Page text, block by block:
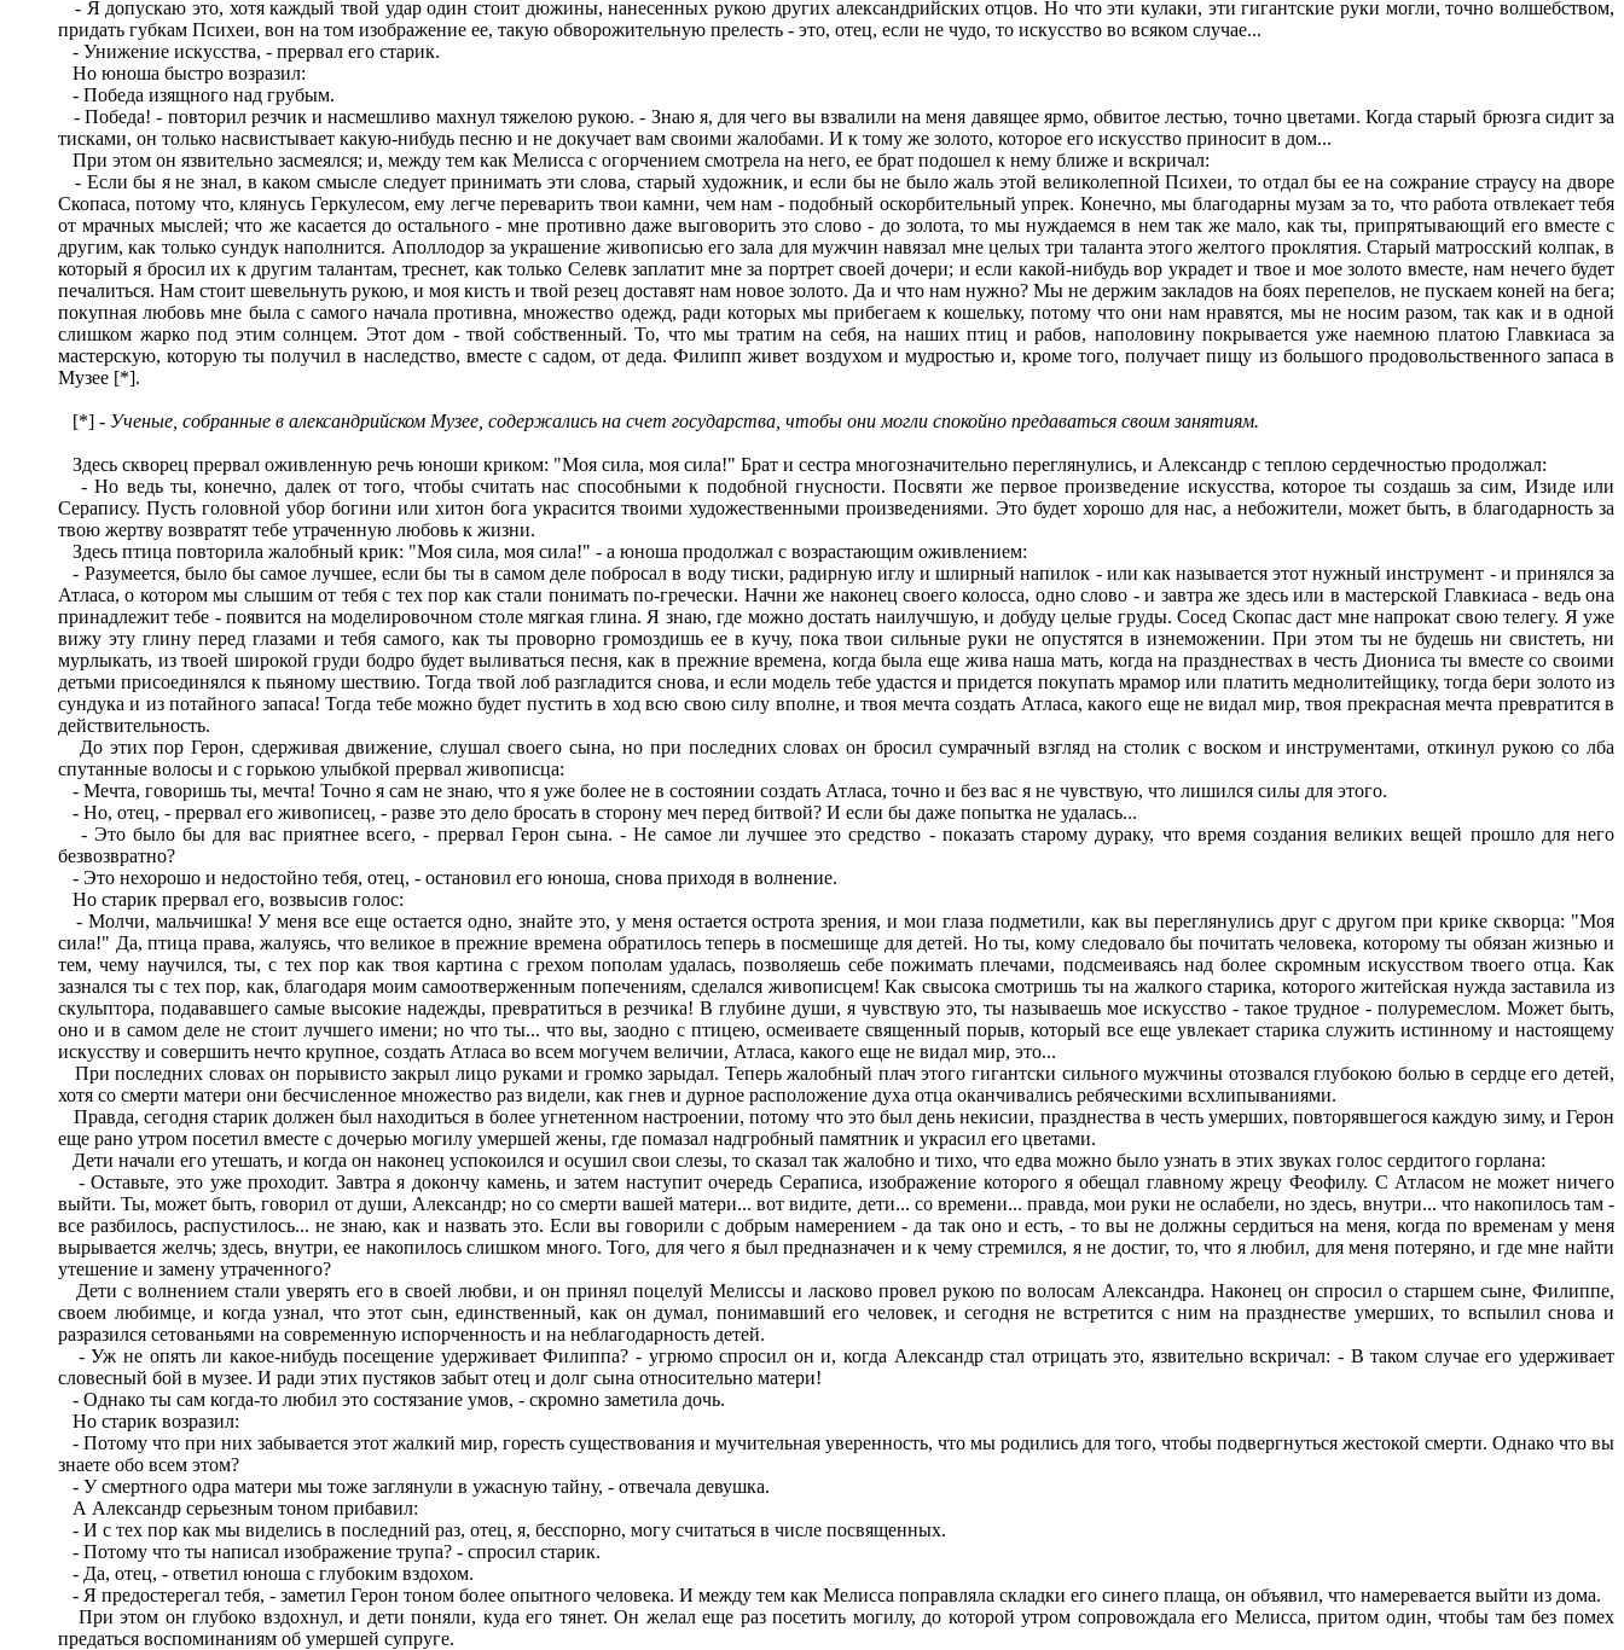
- Я допускаю это, хотя каждый твой удар один стоит дюжины, нанесенных рукою других александрийских отцов. Но что эти кулаки, эти гигантские руки могли, точно волшебством,
придать губкам Психеи, вон на том изображение ее, такую обворожительную прелесть - это, отец, если не чудо, то искусство во всяком случае...
- Унижение искусства, - прервал его старик.
Но юноша быстро возразил:
- Победа изящного над грубым.
- Победа! - повторил резчик и насмешливо махнул тяжелою рукою. - Знаю я, для чего вы взвалили на меня давящее ярмо, обвитое лестью, точно цветами. Когда старый брюзга сидит за
тисками, он только насвистывает какую-нибудь песню и не докучает вам своими жалобами. И к тому же золото, которое его искусство приносит в дом...
При этом он язвительно засмеялся; и, между тем как Мелисса с огорчением смотрела на него, ее брат подошел к нему ближе и вскричал:
- Если бы я не знал, в каком смысле следует принимать эти слова, старый художник, и если бы не было жаль этой великолепной Психеи, то отдал бы ее на сожрание страусу на дворе
Скопаса, потому что, клянусь Геркулесом, ему легче переварить твои камни, чем нам - подобный оскорбительный упрек. Конечно, мы благодарны музам за то, что работа отвлекает тебя
от мрачных мыслей; что же касается до остального - мне противно даже выговорить это слово - до золота, то мы нуждаемся в нем так же мало, как ты, припрятывающий его вместе с
другим, как только сундук наполнится. Аполлодор за украшение живописью его зала для мужчин навязал мне целых три таланта этого желтого проклятия. Старый матросский колпак, в
который я бросил их к другим талантам, треснет, как только Селевк заплатит мне за портрет своей дочери; и если какой-нибудь вор украдет и твое и мое золото вместе, нам нечего будет
печалиться. Нам стоит шевельнуть рукою, и моя кисть и твой резец доставят нам новое золото. Да и что нам нужно? Мы не держим закладов на боях перепелов, не пускаем коней на бега;
покупная любовь мне была с самого начала противна, множество одежд, ради которых мы прибегаем к кошельку, потому что они нам нравятся, мы не носим разом, так как и в одной
слишком жарко под этим солнцем. Этот дом - твой собственный. То, что мы тратим на себя, на наших птиц и рабов, наполовину покрывается уже наемною платою Главкиаса за
мастерскую, которую ты получил в наследство, вместе с садом, от деда. Филипп живет воздухом и мудростью и, кроме того, получает пищу из большого продовольственного запаса в
Музее [*].
[*] - Ученые, собранные в александрийском Музее, содержались на счет государства, чтобы они могли спокойно предаваться своим занятиям.
Здесь скворец прервал оживленную речь юноши криком: "Моя сила, моя сила!" Брат и сестра многозначительно переглянулись, и Александр с теплою сердечностью продолжал:
- Но ведь ты, конечно, далек от того, чтобы считать нас способными к подобной гнусности. Посвяти же первое произведение искусства, которое ты создашь за сим, Изиде или
Серапису. Пусть головной убор богини или хитон бога украсится твоими художественными произведениями. Это будет хорошо для нас, а небожители, может быть, в благодарность за
твою жертву возвратят тебе утраченную любовь к жизни.
Здесь птица повторила жалобный крик: "Моя сила, моя сила!" - а юноша продолжал с возрастающим оживлением:
- Разумеется, было бы самое лучшее, если бы ты в самом деле побросал в воду тиски, радирную иглу и шлирный напилок - или как называется этот нужный инструмент - и принялся за
Атласа, о котором мы слышим от тебя с тех пор как стали понимать по-гречески. Начни же наконец своего колосса, одно слово - и завтра же здесь или в мастерской Главкиаса - ведь она
принадлежит тебе - появится на моделировочном столе мягкая глина. Я знаю, где можно достать наилучшую, и добуду целые груды. Сосед Скопас даст мне напрокат свою телегу. Я уже
вижу эту глину перед глазами и тебя самого, как ты проворно громоздишь ее в кучу, пока твои сильные руки не опустятся в изнеможении. При этом ты не будешь ни свистеть, ни
мурлыкать, из твоей широкой груди бодро будет выливаться песня, как в прежние времена, когда была еще жива наша мать, когда на празднествах в честь Диониса ты вместе со своими
детьми присоединялся к пьяному шествию. Тогда твой лоб разгладится снова, и если модель тебе удастся и придется покупать мрамор или платить меднолитейщику, тогда бери золото из
сундука и из потайного запаса! Тогда тебе можно будет пустить в ход всю свою силу вполне, и твоя мечта создать Атласа, какого еще не видал мир, твоя прекрасная мечта превратится в
действительность.
До этих пор Герон, сдерживая движение, слушал своего сына, но при последних словах он бросил сумрачный взгляд на столик с воском и инструментами, откинул рукою со лба
спутанные волосы и с горькою улыбкой прервал живописца:
- Мечта, говоришь ты, мечта! Точно я сам не знаю, что я уже более не в состоянии создать Атласа, точно и без вас я не чувствую, что лишился силы для этого.
- Но, отец, - прервал его живописец, - разве это дело бросать в сторону меч перед битвой? И если бы даже попытка не удалась...
- Это было бы для вас приятнее всего, - прервал Герон сына. - Не самое ли лучшее это средство - показать старому дураку, что время создания великих вещей прошло для него
безвозвратно?
- Это нехорошо и недостойно тебя, отец, - остановил его юноша, снова приходя в волнение.
Но старик прервал его, возвысив голос:
- Молчи, мальчишка! У меня все еще остается одно, знайте это, у меня остается острота зрения, и мои глаза подметили, как вы переглянулись друг с другом при крике скворца: "Моя
сила!" Да, птица права, жалуясь, что великое в прежние времена обратилось теперь в посмешище для детей. Но ты, кому следовало бы почитать человека, которому ты обязан жизнью и
тем, чему научился, ты, с тех пор как твоя картина с грехом пополам удалась, позволяешь себе пожимать плечами, подсмеиваясь над более скромным искусством твоего отца. Как
зазнался ты с тех пор, как, благодаря моим самоотверженным попечениям, сделался живописцем! Как свысока смотришь ты на жалкого старика, которого житейская нужда заставила из
скульптора, подававшего самые высокие надежды, превратиться в резчика! В глубине души, я чувствую это, ты называешь мое искусство - такое трудное - полуремеслом. Может быть,
оно и в самом деле не стоит лучшего имени; но что ты... что вы, заодно с птицею, осмеиваете священный порыв, который все еще увлекает старика служить истинному и настоящему
искусству и совершить нечто крупное, создать Атласа во всем могучем величии, Атласа, какого еще не видал мир, это...
При последних словах он порывисто закрыл лицо руками и громко зарыдал. Теперь жалобный плач этого гигантски сильного мужчины отозвался глубокою болью в сердце его детей,
хотя со смерти матери они бесчисленное множество раз видели, как гнев и дурное расположение духа отца оканчивались ребяческими всхлипываниями.
Правда, сегодня старик должен был находиться в более угнетенном настроении, потому что это был день некисии, празднества в честь умерших, повторявшегося каждую зиму, и Герон
еще рано утром посетил вместе с дочерью могилу умершей жены, где помазал надгробный памятник и украсил его цветами.
Дети начали его утешать, и когда он наконец успокоился и осушил свои слезы, то сказал так жалобно и тихо, что едва можно было узнать в этих звуках голос сердитого горлана:
- Оставьте, это уже проходит. Завтра я докончу камень, и затем наступит очередь Сераписа, изображение которого я обещал главному жрецу Феофилу. С Атласом не может ничего
выйти. Ты, может быть, говорил от души, Александр; но со смерти вашей матери... вот видите, дети... со времени... правда, мои руки не ослабели, но здесь, внутри... что накопилось там -
все разбилось, распустилось... не знаю, как и назвать это. Если вы говорили с добрым намерением - да так оно и есть, - то вы не должны сердиться на меня, когда по временам у меня
вырывается желчь; здесь, внутри, ее накопилось слишком много. Того, для чего я был предназначен и к чему стремился, я не достиг, то, что я любил, для меня потеряно, и где мне найти
утешение и замену утраченного?
Дети с волнением стали уверять его в своей любви, и он принял поцелуй Мелиссы и ласково провел рукою по волосам Александра. Наконец он спросил о старшем сыне, Филиппе,
своем любимце, и когда узнал, что этот сын, единственный, как он думал, понимавший его человек, и сегодня не встретится с ним на празднестве умерших, то вспылил снова и
разразился сетованьями на современную испорченность и на неблагодарность детей.
- Уж не опять ли какое-нибудь посещение удерживает Филиппа? - угрюмо спросил он и, когда Александр стал отрицать это, язвительно вскричал: - В таком случае его удерживает
словесный бой в музее. И ради этих пустяков забыт отец и долг сына относительно матери!
- Однако ты сам когда-то любил это состязание умов, - скромно заметила дочь.
Но старик возразил:
- Потому что при них забывается этот жалкий мир, горесть существования и мучительная уверенность, что мы родились для того, чтобы подвергнуться жестокой смерти. Однако что вы
знаете обо всем этом?
- У смертного одра матери мы тоже заглянули в ужасную тайну, - отвечала девушка.
А Александр серьезным тоном прибавил:
- И с тех пор как мы виделись в последний раз, отец, я, бесспорно, могу считаться в числе посвященных.
- Потому что ты написал изображение трупа? - спросил старик.
- Да, отец, - ответил юноша с глубоким вздохом.
- Я предостерегал тебя, - заметил Герон тоном более опытного человека. И между тем как Мелисса поправляла складки его синего плаща, он объявил, что намеревается выйти из дома.
При этом он глубоко вздохнул, и дети поняли, куда его тянет. Он желал еще раз посетить могилу, до которой утром сопровождала его Мелисса, притом один, чтобы там без помех
предаться воспоминаниям об умершей супруге.